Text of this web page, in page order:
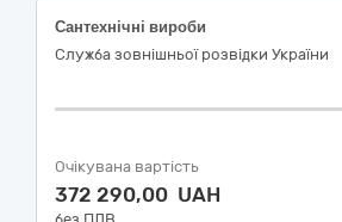
Сантехнічні вироби
Служба зовнішньої розвідки України
Очікувана вартість
372 290,00 UAH